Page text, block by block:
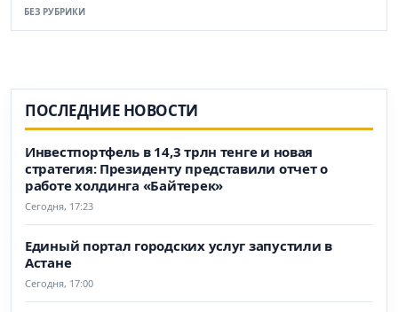
БЕЗ РУБРИКИ
ПОСЛЕДНИЕ НОВОСТИ
Инвестпортфель в 14,3 трлн тенге и новая
стратегия: Президенту представили отчет о
работе холдинга «Байтерек»
Сегодня, 17:23
Единый портал городских услуг запустили в
Астане
Сегодня, 17:00